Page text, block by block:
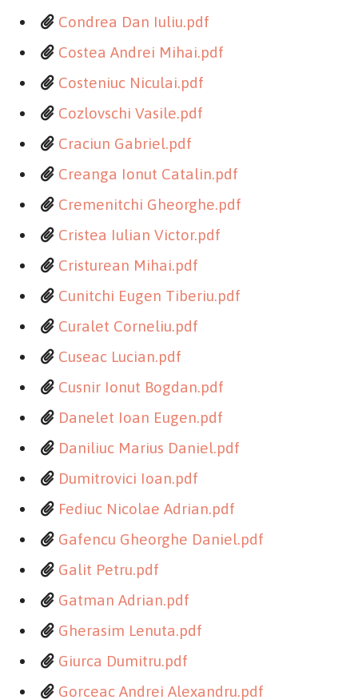
Condrea Dan Iuliu.pdf
Costea Andrei Mihai.pdf
Costeniuc Niculai.pdf
Cozlovschi Vasile.pdf
Craciun Gabriel.pdf
Creanga Ionut Catalin.pdf
Cremenitchi Gheorghe.pdf
Cristea Iulian Victor.pdf
Cristurean Mihai.pdf
Cunitchi Eugen Tiberiu.pdf
Curalet Corneliu.pdf
Cuseac Lucian.pdf
Cusnir Ionut Bogdan.pdf
Danelet Ioan Eugen.pdf
Daniliuc Marius Daniel.pdf
Dumitrovici Ioan.pdf
Fediuc Nicolae Adrian.pdf
Gafencu Gheorghe Daniel.pdf
Galit Petru.pdf
Gatman Adrian.pdf
Gherasim Lenuta.pdf
Giurca Dumitru.pdf
Gorceac Andrei Alexandru.pdf